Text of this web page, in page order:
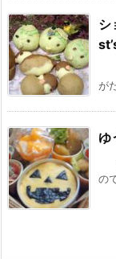
が
ゆ
の